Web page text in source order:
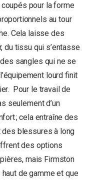
pour la forme
au tour
Cela laisse des
du tissu qui s’entasse
sangles qui ne se
lourd finit
Pour le travail de
seulement d’un
; cela entraîne des
blessures à long
des options
mais Firmston
haut de gamme et que